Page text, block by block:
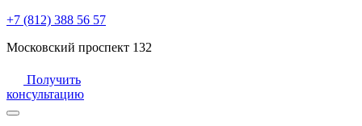
+7 (812) 388 56 57
Московский проспект 132
Получить
консультацию